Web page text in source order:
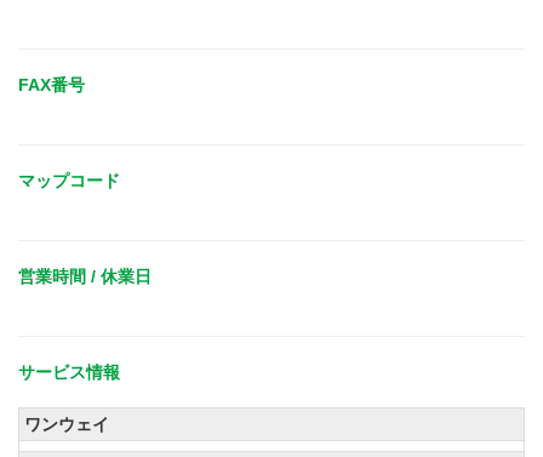
FAX番号
マップコード
営業時間 / 休業日
サービス情報
ワンウェイ